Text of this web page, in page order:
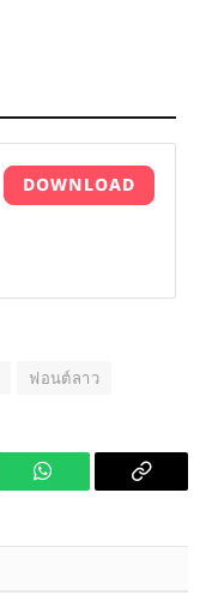
DOWNLOAD
ฟอนต์ลาว
WhatsApp Copy